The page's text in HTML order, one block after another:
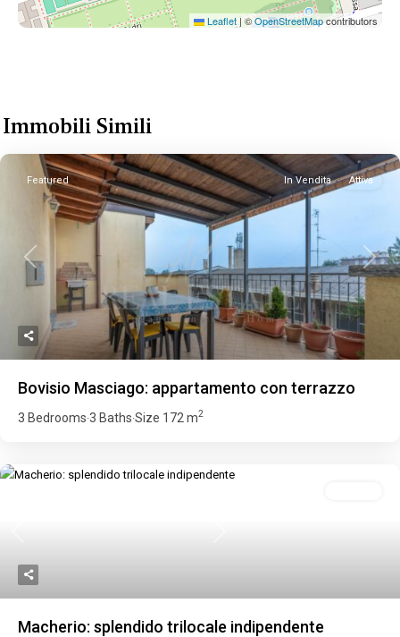
Leaflet| ©OpenStreetMapcontributors
Immobili Simili
Previous Next
Featured In Vendita Attiva
Bovisio Masciago: appartamento con terrazzo
3 Bedrooms·3 Baths·Size 172 m2
Macherio: splendido trilocale indipendente